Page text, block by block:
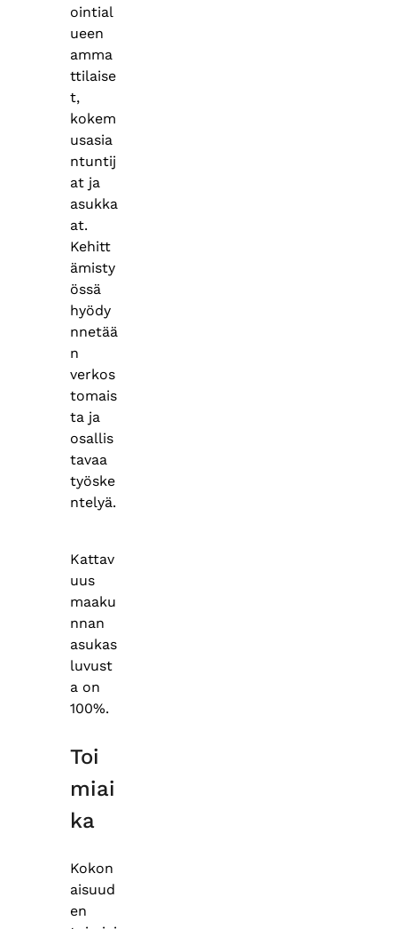
ointial
ueen
amma
ttilaise
t,
kokem
usasia
ntuntij
at ja
asukka
at.
Kehitt
ämisty
össä
hyödy
nnetää
n
verkos
tomais
ta ja
osallis
tavaa
työske
ntelyä.
Kattav
uus
maaku
nnan
asukas
luvust
a on
100%.
Toi
miai
ka
Kokon
aisuud
en